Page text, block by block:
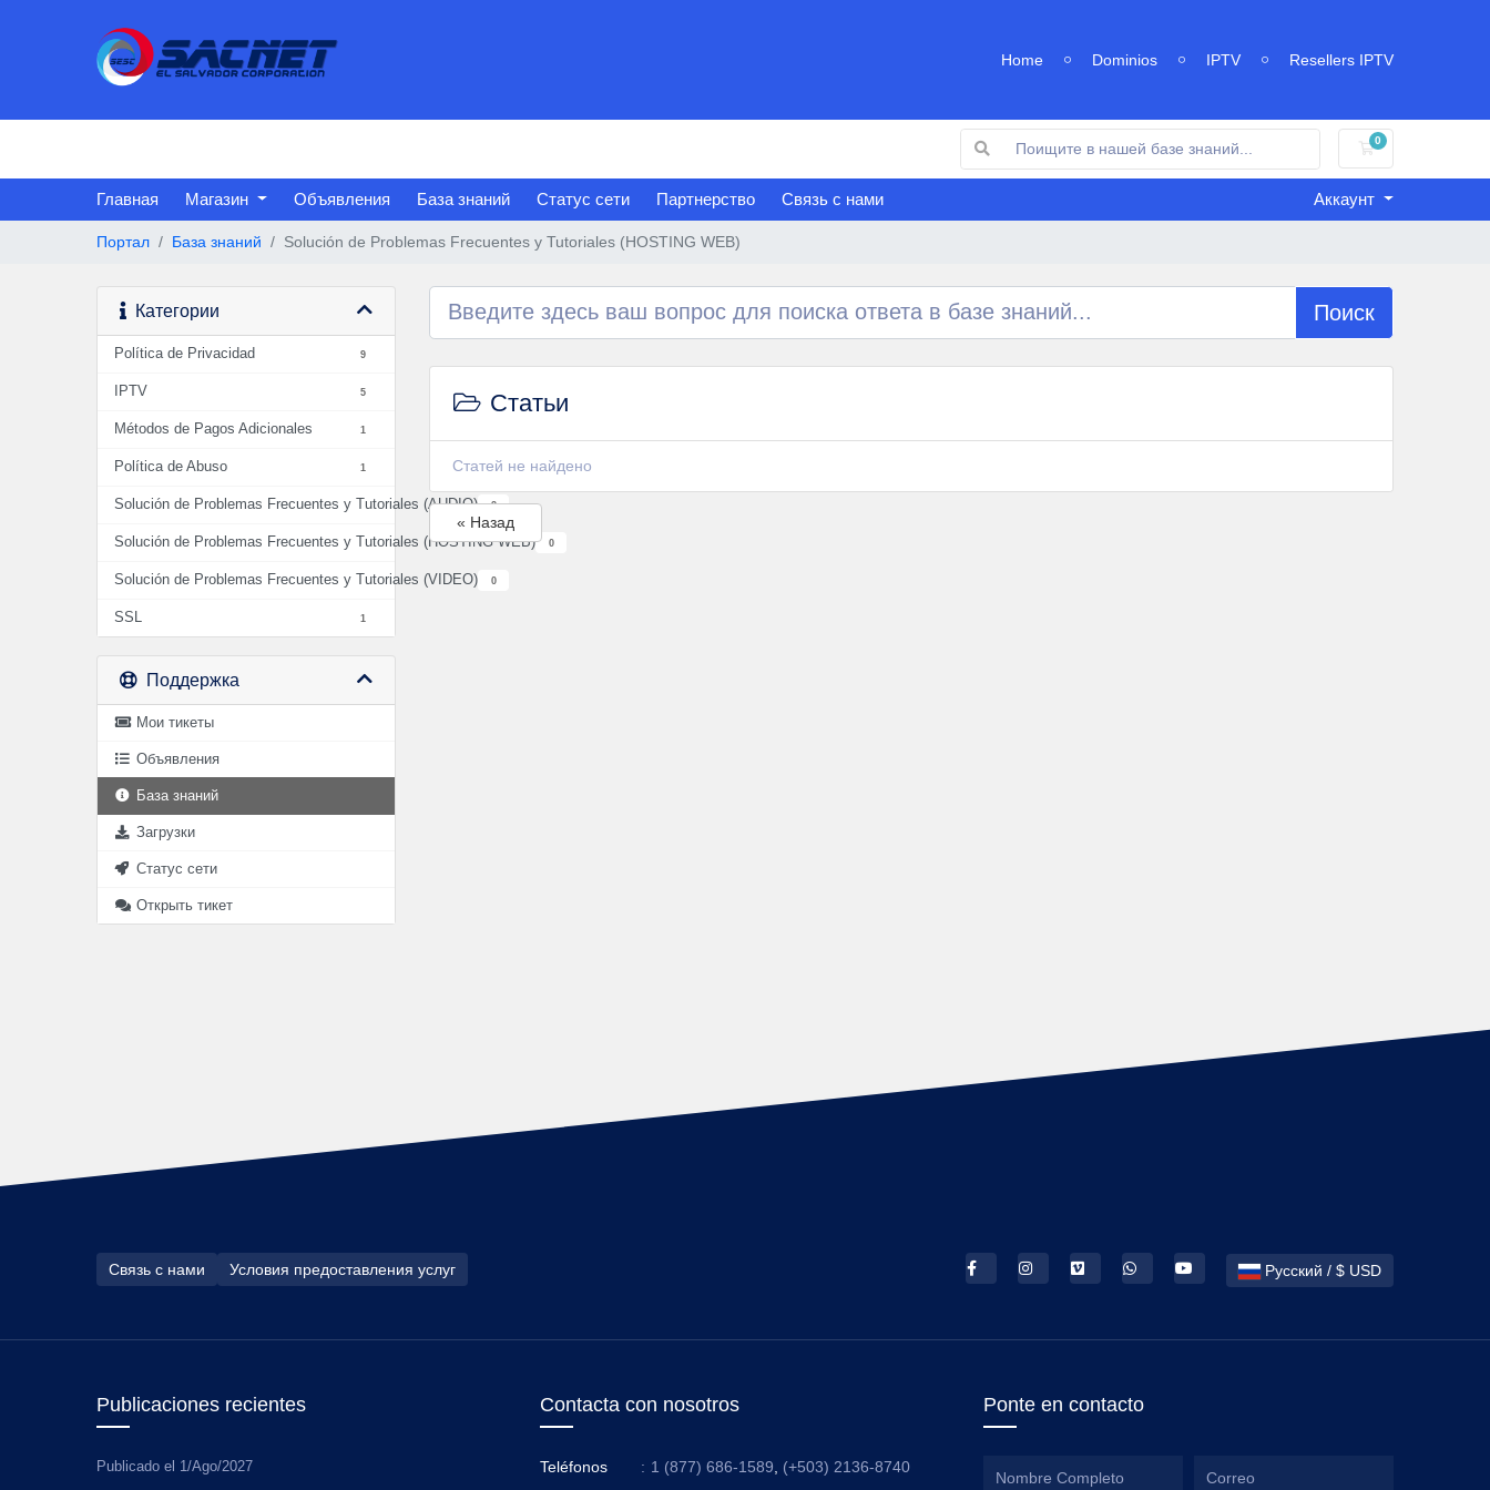
Home Dominios IPTV Resellers IPTV
0
Корзина
Главная Магазин Объявления База знаний Статус сети Партнерство Связь с нами Аккаунт
Портал База знаний Solución de Problemas Frecuentes y Tutoriales (HOSTING WEB)
Категории
Política de Privacidad 9
IPTV 5
Métodos de Pagos Adicionales 1
Política de Abuso 1
Solución de Problemas Frecuentes y Tutoriales (AUDIO) 2
Solución de Problemas Frecuentes y Tutoriales (HOSTING WEB) 0
Solución de Problemas Frecuentes y Tutoriales (VIDEO) 0
SSL 1
Поддержка
Мои тикеты
Объявления
База знаний
Загрузки
Статус сети
Открыть тикет
Поиск
Статьи
Статей не найдено
« Назад
Русский / $ USD
Связь с нами Условия предоставления услуг
Publicaciones recientes
Publicado el 1/Ago/2027
Contacta con nosotros
Teléfonos : 1 (877) 686-1589 (+503) 2136-8740
Ponte en contacto